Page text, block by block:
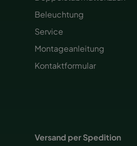
Beleuchtung
Service
Montageanleitung
Kontaktformular
Versand per Spedition